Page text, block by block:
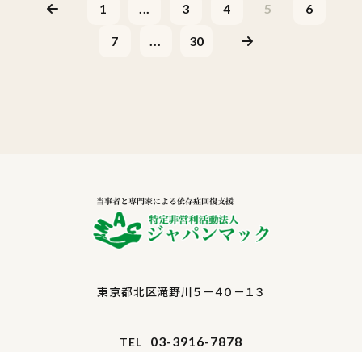
1 ... 3 4 5 6
7 ... 30
東京都北区滝野川５－４０－１３
TEL 03-3916-7878